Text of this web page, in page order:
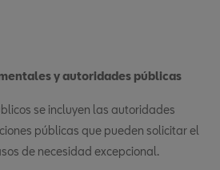
y autoridades públicas
se incluyen las autoridades
públicas que pueden solicitar el
de necesidad excepcional.